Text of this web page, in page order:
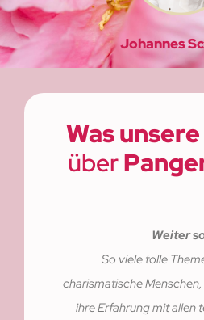
Johannes
Was
über
Weiter
So viele tolle
charismatische
ihre Erfahrung mit allen